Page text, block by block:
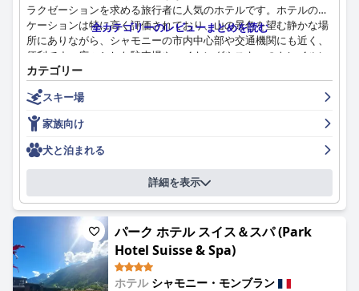
題にもかかわらず、駐車場を確保した人は、一般的に便利で安全
だと感じています。
最後に、エリオピック ホテル & スパは家族旅行に最適で、あら
ゆる年齢のゲストにアメニティとアクティビティを提供していま
す。家族は、子供向けの環境、手入れの行き届いた遊び場、そし
て複数のファミリールームに感謝しており、子供連れの旅行者に
とって歓迎される選択肢となっています。
要約すると、エリオピック ホテル & スパは、その最高のロケー
ドリーなスタッフ、そして優れたスパ施設で際立っています。シ
ャモニーへの訪問者に包括的で楽しい体験を提供します。
家族連れにとって、ホテルは広々とした客室、家族向けの設備、
子供向けの活動があり、家族旅行に最適です。スキー愛好家は、
ホテルのロケーションがスキーリフト、ゲレンデ、レンタル施設
へのアクセスに最適であると感じており、スキーパスとパッケー
ジの利用可能性によってさらに強化されています。
要約すると、シャレー・ホテル・ル・プリウレ＆スパは、優れた
ロケーション、素晴らしい景色、高い清潔さの基準、楽しい食事
のオプション、そして非常にフレンドリーなスタッフに支えら
れ、快適でアクセスしやすく、楽しい滞在を提供することに優れ
ています。シャモニーで快適さと利便性の両方を求める旅行者に
とって、強くお勧めの選択肢として際立っています。
ラクゼーションを求める旅行者に人気のホテルです。ホテルのロ
ケーションは特に高く評価されており、山の景色を望む静かな場
所にありながら、シャモニーの市内中心部や交通機関にも近く、
便利です。広々とした駐車場やハイキングやスキーのトレイルに
近いことも宿泊客に喜ばれています。
ビッグスカイホテル＆スパの朝食は、地元の食材やオーガニック
製品を含む温かい料理と冷たい料理のビュッフェなど、さまざま
な好みに対応しており、その種類と品質が高く評価されていま
す。朝食の料金がやや高く、内容が単調だと感じる人もいます
が、全体的な評価は概ね良好で、フレンドリーなスタッフと美し
い景色を望むダイニングの雰囲気によってさらに向上していま
ホテルでの夕食は、美味しくボリュームのある料理で知られてい
ますが、メニューの種類とサービスの効率には改善の余地があり
ます。ベジタリアン料理やヘルシーな料理が限られていること
や、一部の料理の価格が高いことが、よくあるフィードバックで
す。
全カテゴリーのレビューまとめを読む
カテゴリー
スキー場
家族向け
犬と泊まれる
詳細を表示
パーク ホテル スイス＆スパ (Park
Hotel Suisse & Spa)
ホテル シャモニー・モンブラン